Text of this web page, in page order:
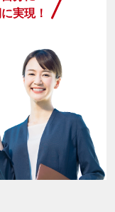
実現！